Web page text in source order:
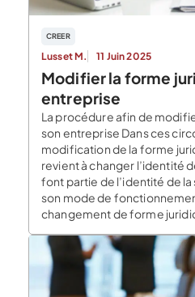
CREER
Lusset M. 11 Juin 2025
Modifier la forme
entreprise
La procédure afin de
son entreprise Dans ces
modification de la forme
revient à changer l’identité
font partie de l’identité de
son mode de
changement de forme